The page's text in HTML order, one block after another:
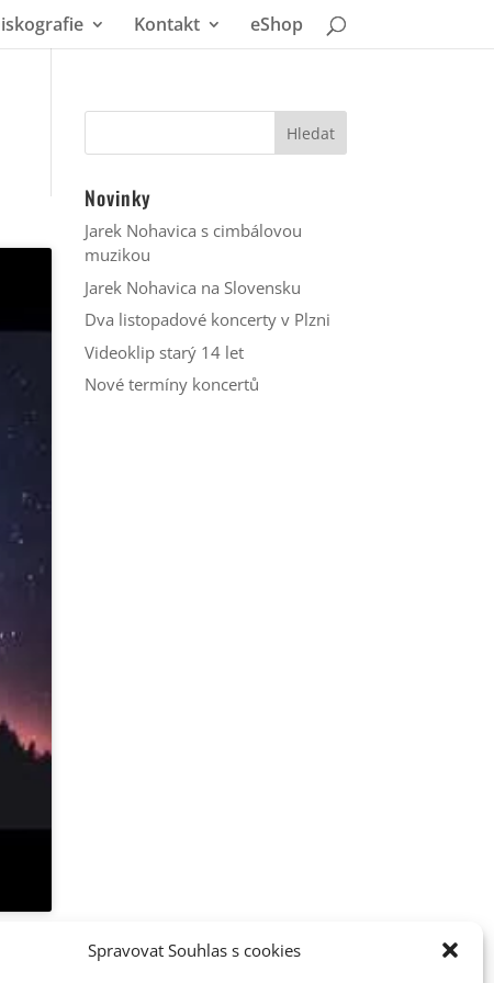
Spravovat Souhlas s cookies
Kontakt eShop
Novinky
Jarek Nohavica s cimbálovou
muzikou
Jarek Nohavica na Slovensku
Dva listopadové koncerty v Plzni
Videoklip starý 14 let
Nové termíny koncertů